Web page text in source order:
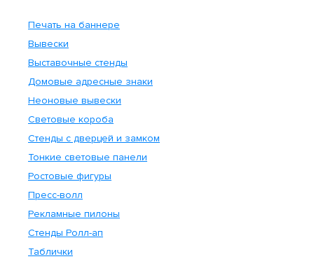
подробные требования
Наименование
Доставка пешим курьером
Доставка автотранспортом
Срочная доставка
Доставка автотранспортом
Печать на баннере
Вывески
Выставочные стенды
Домовые адресные знаки
Неоновые вывески
Световые короба
Стенды с дверцей и замком
Тонкие световые панели
Ростовые фигуры
Пресс-волл
Рекламные пилоны
Стенды Ролл-ап
Таблички